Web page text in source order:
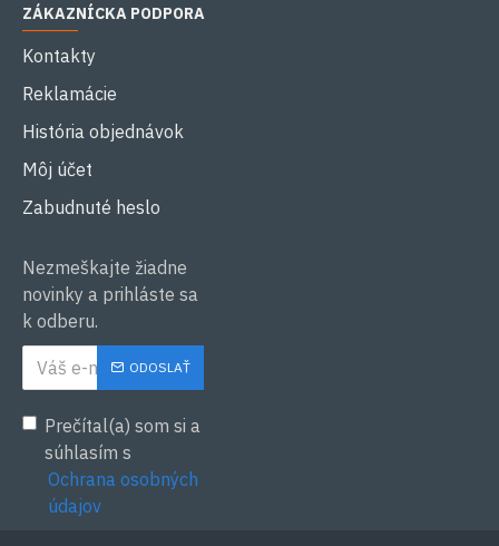
ZÁKAZNÍCKA PODPORA
Kontakty
Reklamácie
História objednávok
Môj účet
Zabudnuté heslo
Nezmeškajte žiadne
novinky a prihláste sa
k odberu.
ODOSLAŤ
Prečítal(a) som si a
súhlasím s
Ochrana osobných
údajov